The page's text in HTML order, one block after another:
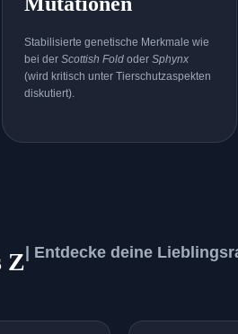
Stabilisierte genetische Merkmale wie
bei derScottish Fold oderSphynx
(wird kritisch unter Tierschutzaspekten
diskutiert).
Z | Entdecke deine